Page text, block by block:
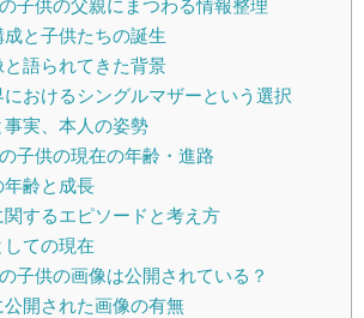
子供の父親にまつわる情報整理
成と子供たちの誕生
語られてきた背景
おけるシングルマザーという選択
実、本人の姿勢
子供の現在の年齢・進路
年齢と成長
するエピソードと考え方
ての現在
子供の画像は公開されている？
公開された画像の有無